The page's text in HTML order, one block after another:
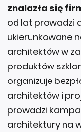
znalazła się
od lat prowadzi
ukierunkowane
architektów w
produktów
organizuje
architektów i
prowadzi
architektury na